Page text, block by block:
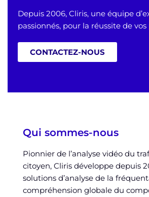
Depuis 2006, Cliris, une équipe
passionnés, pour la réussite de vos
CONTACTEZ-NOUS
Qui sommes-nous
Pionnier de l’analyse vidéo du
citoyen, Cliris développe depuis
solutions d’analyse de la
compréhension globale du